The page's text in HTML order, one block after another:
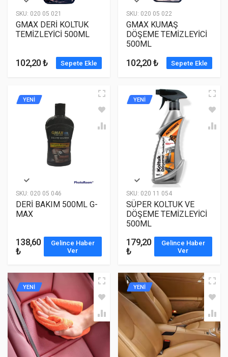
SKU: 020 05 021
GMAX DERİ KOLTUK
TEMİZLEYİCİ 500ML
102,20 ₺ Sepete Ekle
SKU: 020 05 022
GMAX KUMAŞ
DÖŞEME TEMİZLEYİCİ
500ML
102,20 ₺ Sepete Ekle
SKU: 020 05 046
YENİ
DERİ BAKIM 500ML G-
MAX
138,60
₺
Gelince Haber
Ver
SKU: 020 11 054
YENİ
SÜPER KOLTUK VE
DÖŞEME TEMİZLEYİCİ
500ML
179,20
₺
Gelince Haber
Ver
YENİ YENİ